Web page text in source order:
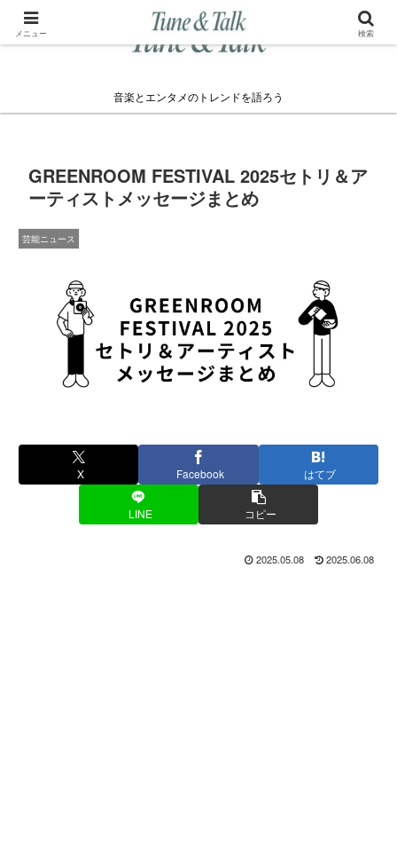
音楽とエンタメのトレンドを語ろう
GREENROOM FESTIVAL 2025セトリ＆ア
ーティストメッセージまとめ
芸能ニュース
X Facebook はてブ
LINE コピー
2025.05.08 2025.06.08
メニュー 検索